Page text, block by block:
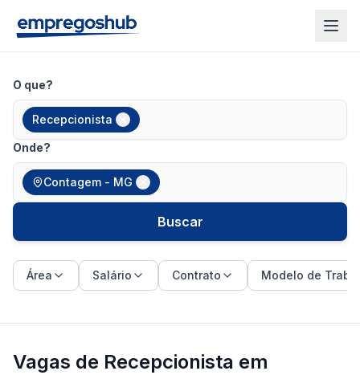
O que?
Recepcionista
Onde?
Contagem - MG
Buscar
Área Salário Contrato Modelo de
Vagas de Recepcionista em